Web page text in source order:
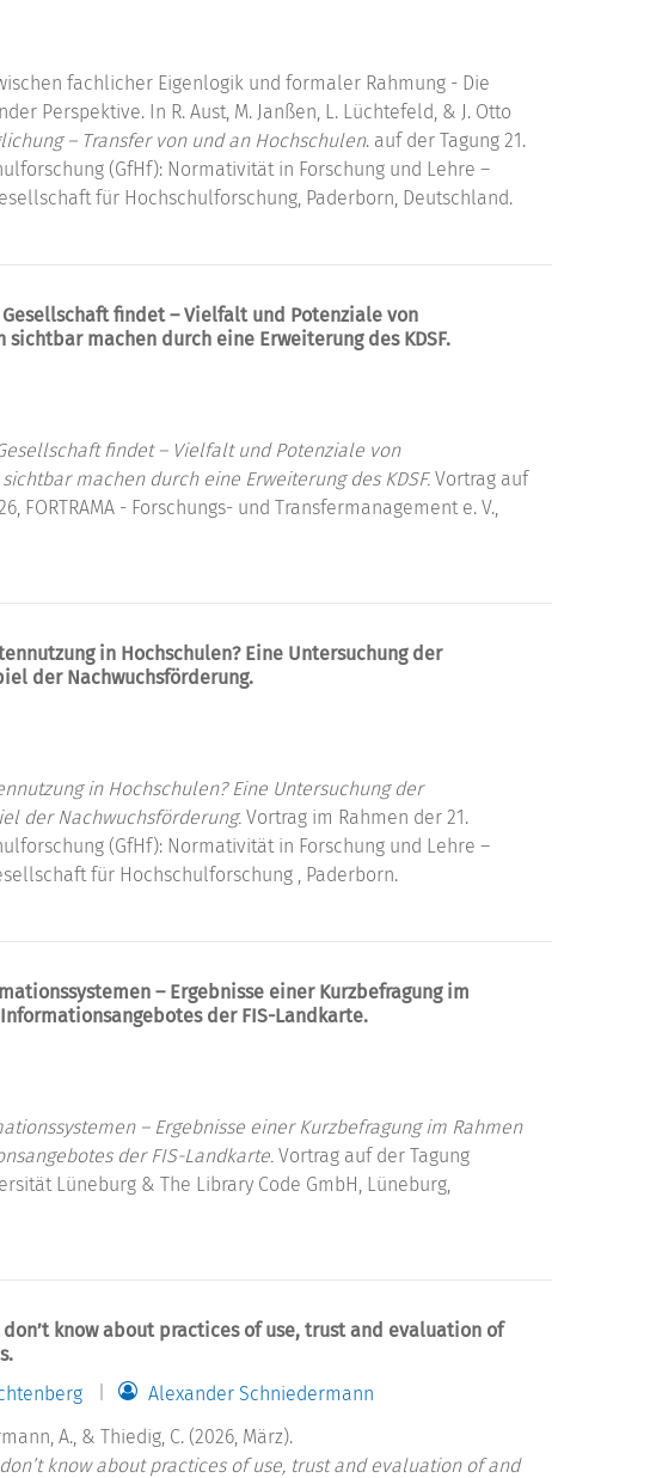
fachlicher Eigenlogik und formaler Rahmung - Die
Perspektive. In R. Aust, M. Janßen, L. Lüchtefeld, & J. Otto
– Transfer von und an Hochschulen. auf der Tagung 21.
(GfHf): Normativität in Forschung und Lehre –
für Hochschulforschung, Paderborn, Deutschland.
findet – Vielfalt und Potenziale von
machen durch eine Erweiterung des KDSF.
findet – Vielfalt und Potenziale von
machen durch eine Erweiterung des KDSF. Vortrag auf
FORTRAMA - Forschungs- und Transfermanagement e. V.,
in Hochschulen? Eine Untersuchung der
der Nachwuchsförderung.
in Hochschulen? Eine Untersuchung der
der Nachwuchsförderung. Vortrag im Rahmen der 21.
(GfHf): Normativität in Forschung und Lehre –
für Hochschulforschung , Paderborn.
– Ergebnisse einer Kurzbefragung im
der FIS-Landkarte.
– Ergebnisse einer Kurzbefragung im Rahmen
der FIS-Landkarte. Vortrag auf der Tagung
Lüneburg & The Library Code GmbH, Lüneburg,
know about practices of use, trust and evaluation of
Alexander Schniedermann
A., & Thiedig, C. (2026, März).
know about practices of use, trust and evaluation of and